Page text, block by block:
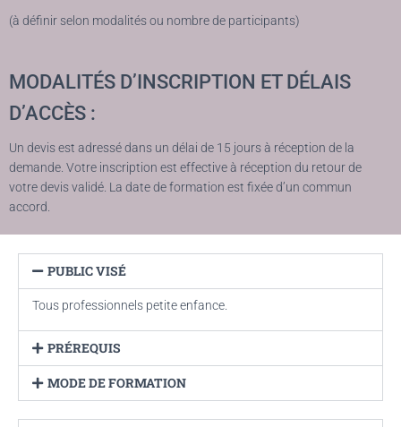
(à définir selon modalités ou nombre de participants)
MODALITÉS D’INSCRIPTION ET DÉLAIS
D’ACCÈS :
Un devis est adressé dans un délai de 15 jours à réception de la
demande. Votre inscription est effective à réception du retour de
votre devis validé. La date de formation est fixée d’un commun
accord.
PUBLIC VISÉ
Tous professionnels petite enfance.
PRÉREQUIS
MODE DE FORMATION